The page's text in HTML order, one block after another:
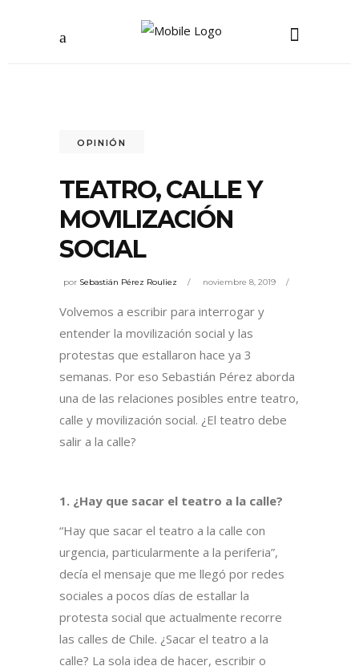
OPINIÓN
TEATRO, CALLE Y
MOVILIZACIÓN
SOCIAL
por Sebastián Pérez Rouliez noviembre 8, 2019
Volvemos a escribir para interrogar y
entender la movilización social y las
protestas que estallaron hace ya 3
semanas. Por eso Sebastián Pérez aborda
una de las relaciones posibles entre teatro,
calle y movilización social. ¿El teatro debe
salir a la calle?
1. ¿Hay que sacar el teatro a la calle?
“Hay que sacar el teatro a la calle con
urgencia, particularmente a la periferia”,
decía el mensaje que me llegó por redes
sociales a pocos días de estallar la
protesta social que actualmente recorre
las calles de Chile. ¿Sacar el teatro a la
calle? La sola idea de hacer, escribir o